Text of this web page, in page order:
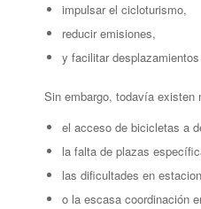
impulsar el cicloturismo,
reducir emisiones,
y facilitar
Sin embargo, todavía existen
el acceso de bicicletas a
la falta de plazas
las dificultades en
o la escasa coordinación